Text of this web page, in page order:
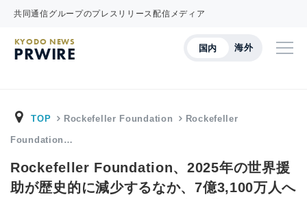
共同通信グループのプレスリリース配信メディア
国内 海外
KYODO NEWS
PRWIRE
TOP Rockefeller Foundation Rockefeller
Foundation…
Rockefeller Foundation、2025年の世界援
助が歴史的に減少するなか、7億3,100万人へ